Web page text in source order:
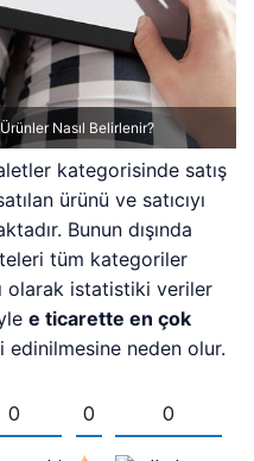
Nasıl Belirlenir?
kategorisinde satış
ürünü ve satıcıyı
Bunun dışında
tüm kategoriler
olarak istatistiki veriler
e ticarette en çok
edinilmesine neden olur.
0 0 0